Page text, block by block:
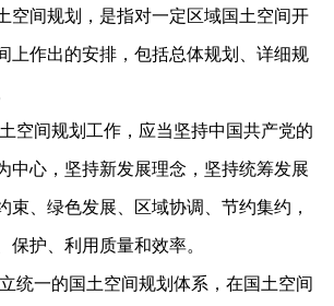
间规划，是指对一定区域国土空间开
上作出的安排，包括总体规划、详细规
间规划工作，应当坚持中国共产党的
中心，坚持新发展理念，坚持统筹发展
束、绿色发展、区域协调、节约集约，
保护、利用质量和效率。
一的国土空间规划体系，在国土空间